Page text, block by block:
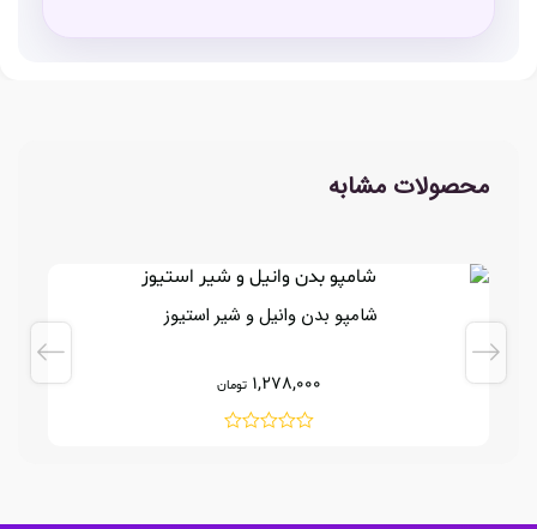
محصولات مشابه
شامپو بدن وانیل و شیر استیوز
1,278,000 تومان